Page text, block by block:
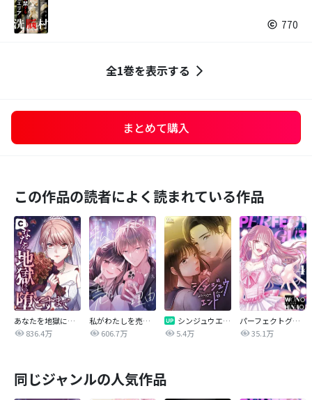
770
全1巻を表示する
まとめて購入
この作品の読者によく読まれている作品
あなたを地獄に堕とすまで
836.4万
私がわたしを売る理由
606.7万
シンジュウエンド【タテヨミ】
5.4万
パーフェクトグリッター
35.1万
同じジャンルの人気作品